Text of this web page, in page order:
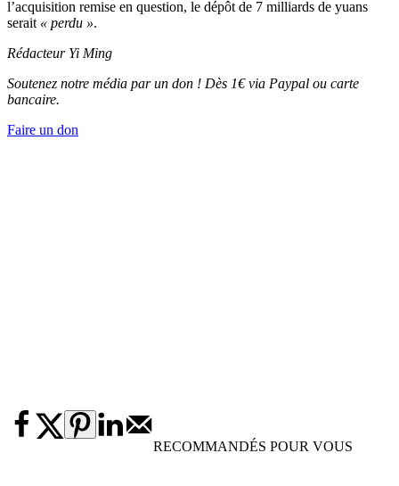
l’acquisition remise en question, le dépôt de 7 milliards de yuans
serait « perdu ».
Rédacteur Yi Ming
Soutenez notre média par un don ! Dès 1€ via Paypal ou carte
bancaire.
Faire un don
RECOMMANDÉS POUR VOUS